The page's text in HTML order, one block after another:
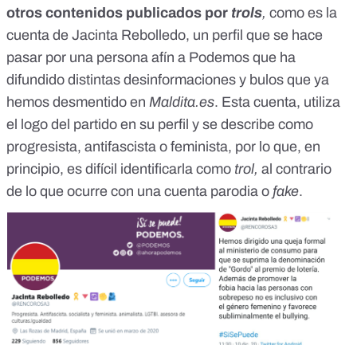
otros contenidos publicados por trols, como es la
cuenta de Jacinta Rebolledo, un perfil que se hace
pasar por una persona afín a Podemos que ha
difundido distintas desinformaciones y bulos que ya
hemos desmentido en Maldita.es. Esta cuenta, utiliza
el logo del partido en su perfil y se describe como
progresista, antifascista o feminista, por lo que, en
principio, es difícil identificarla como trol, al contrario
de lo que ocurre con una cuenta parodia o fake.